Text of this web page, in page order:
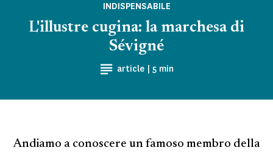
INDISPENSABILE
article | Tempo di lettura
5 min
L'illustre cugina: la marchesa di
Sévigné
Andiamo a conoscere un famoso membro della